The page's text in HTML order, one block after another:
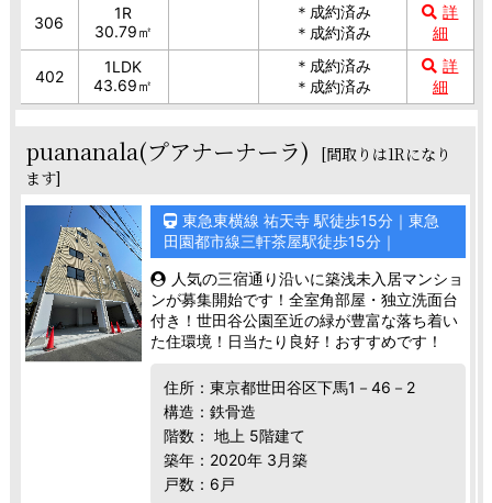
306
1R
30.79㎡
＊成約済み
＊成約済み
詳
細
402
1LDK
43.69㎡
＊成約済み
＊成約済み
詳
細
puananala(プアナーナーラ)
[間取りは1Rになり
ます]
東急東横線 祐天寺 駅徒歩15分｜東急
田園都市線三軒茶屋駅徒歩15分｜
人気の三宿通り沿いに築浅未入居マンショ
ンが募集開始です！全室角部屋・独立洗面台
付き！世田谷公園至近の緑が豊富な落ち着い
た住環境！日当たり良好！おすすめです！
住所：東京都世田谷区下馬1－46－2
構造：鉄骨造
階数： 地上 5階建て
築年：2020年 3月築
戸数：6戸